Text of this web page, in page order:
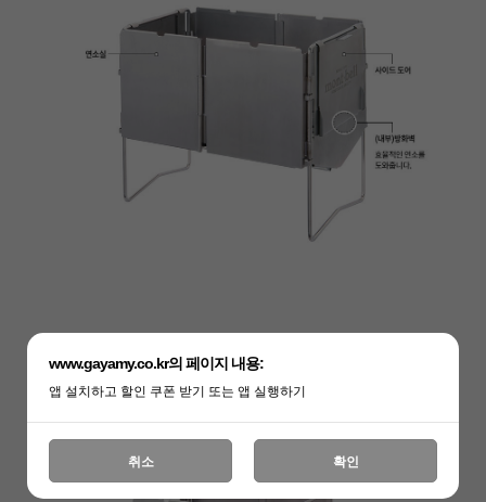
www.gayamy.co.kr의 페이지 내용:
앱 설치하고 할인 쿠폰 받기 또는 앱 실행하기
취소 확인